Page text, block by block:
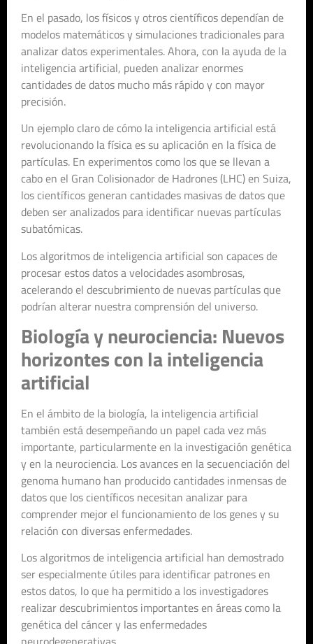
En el pasado, los físicos y otros científicos dependían de
modelos matemáticos y simulaciones tradicionales para
analizar datos experimentales. Ahora, con la ayuda de la
inteligencia artificial, pueden analizar enormes
cantidades de datos mucho más rápido y con mayor
precisión.
Un ejemplo claro de cómo la inteligencia artificial está
revolucionando la física es su aplicación en la física de
partículas. En experimentos como los que se llevan a
cabo en el Gran Colisionador de Hadrones (LHC) en Suiza,
los científicos generan cantidades masivas de datos que
deben ser analizados para identificar nuevas partículas
subatómicas.
Los algoritmos de inteligencia artificial son capaces de
procesar estos datos a velocidades asombrosas,
acelerando el descubrimiento de nuevas partículas que
podrían alterar nuestra comprensión del universo.
Biología y neurociencia: Nuevos
horizontes con la inteligencia
artificial
En el ámbito de la biología, la inteligencia artificial
también está desempeñando un papel cada vez más
importante, particularmente en la investigación genética
y en la neurociencia. Los avances en la secuenciación del
genoma humano han producido cantidades inmensas de
datos que los científicos necesitan analizar para
comprender mejor el funcionamiento de los genes y su
relación con diversas enfermedades.
Los algoritmos de inteligencia artificial han demostrado
ser especialmente útiles para identificar patrones en
estos datos, lo que ha permitido a los investigadores
realizar descubrimientos importantes en áreas como la
genética del cáncer y las enfermedades